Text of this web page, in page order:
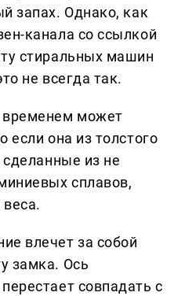
запах. Однако, как
канала со ссылкой
стиральных машин
не всегда так.
временем может
если она из толстого
сделанные из не
сплавов,
влечет за собой
замка. Ось
совпадать с